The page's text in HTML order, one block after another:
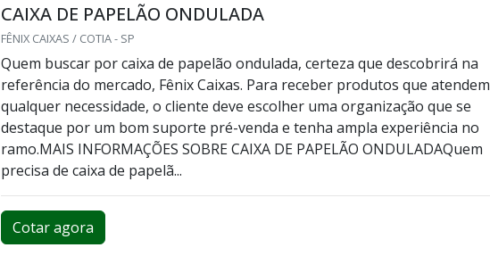
CAIXA DE PAPELÃO ONDULADA
FÊNIX CAIXAS / COTIA - SP
Quem buscar por caixa de papelão ondulada, certeza que descobrirá na
referência do mercado, Fênix Caixas. Para receber produtos que atendem
qualquer necessidade, o cliente deve escolher uma organização que se
destaque por um bom suporte pré-venda e tenha ampla experiência no
ramo.MAIS INFORMAÇÕES SOBRE CAIXA DE PAPELÃO ONDULADAQuem
precisa de caixa de papelã...
Cotar agora